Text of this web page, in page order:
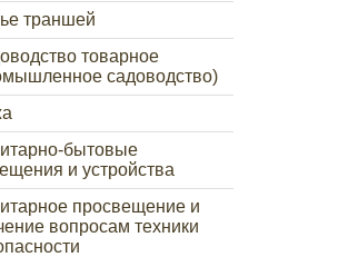
траншей
товарное
садоводство)
бытовые
и устройства
просвещение и
вопросам техники